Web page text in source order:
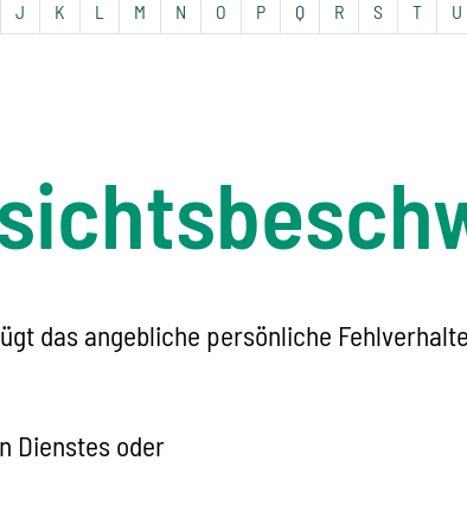
J K L M N O P Q R S T U
das angebliche persönliche
Dienstes oder